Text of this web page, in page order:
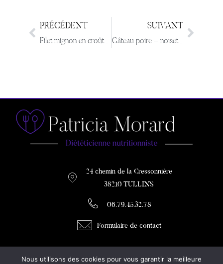
PRÉCÉDENT
Filet mignon en croûte express
SUIVANT
Gâteau poire – noisette – chocolat (ultra gourmand & light)
24 chemin de la Cressonnière
38210 TULLINS
06.79.45.32.78
Formulaire de contact
Nous utilisons des cookies pour vous garantir la meilleure